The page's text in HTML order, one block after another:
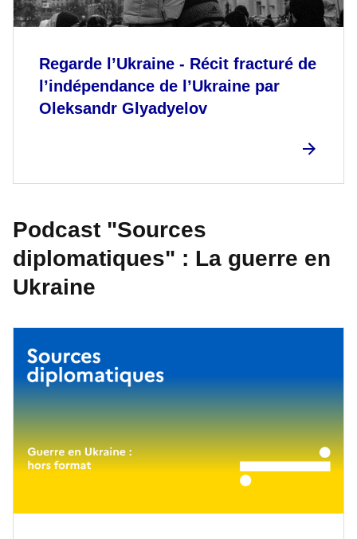
Regarde l’Ukraine - Récit fracturé de
l’indépendance de l’Ukraine par
Oleksandr Glyadyelov
Podcast "Sources
diplomatiques" : La guerre en
Ukraine